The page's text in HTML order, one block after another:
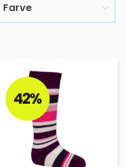
Farve
42%